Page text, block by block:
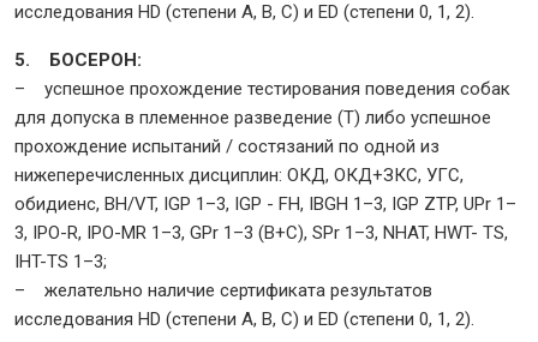
исследования HD (степени A, B, C) и ED (степени 0, 1, 2).
5. БОСЕРОН:
– успешное прохождение тестирования поведения собак
для допуска в племенное разведение (Т) либо успешное
прохождение испытаний / состязаний по одной из
нижеперечисленных дисциплин: ОКД, ОКД+ЗКС, УГС,
обидиенс, BH/VT, IGP 1–3, IGP - FH, IBGH 1–3, IGP ZTP, UPr 1–
3, IPO-R, IPO-MR 1–3, GPr 1–3 (B+C), SPr 1–3, NHAT, HWT- TS,
IHT-TS 1–3;
– желательно наличие сертификата результатов
исследования HD (степени A, B, C) и ED (степени 0, 1, 2).